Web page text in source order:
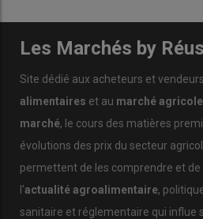
Les Marchés by
Site dédié aux acheteurs et
alimentaires et au marché agricole
marché, le cours des matières
évolutions des prix du secteur
permettent de les comprendre et de
l'actualité agroalimentaire,
sanitaire et réglementaire qui influe